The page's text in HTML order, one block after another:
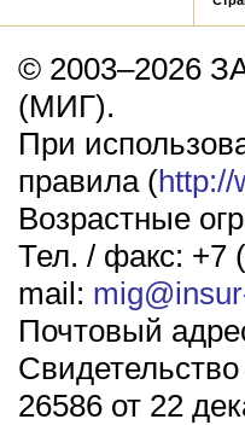
© 2003–2026
(МИГ).
При
правила (http://
Возрастные
Тел. / факс: +7
mail:
Почтовый
26586 от 22